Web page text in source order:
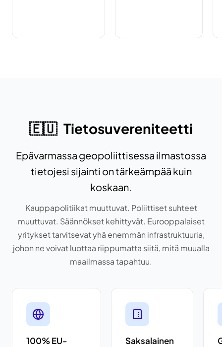
🇪🇺 Tietosuvereniteetti
Epävarmassa geopoliittisessa ilmastossa
tietojesi sijainti on tärkeämpää kuin
koskaan.
Kauppapolitiikat muuttuvat. Poliittiset suhteet
muuttuvat. Säännökset kehittyvät. Eurooppalaiset
yritykset tarvitsevat yhä enemmän infrastruktuuria,
johon ne voivat luottaa riippumatta siitä, mitä muualla
maailmassa tapahtuu.
100% EU-
Saksalainen